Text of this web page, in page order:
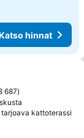
hinnat
687
kattoterassi